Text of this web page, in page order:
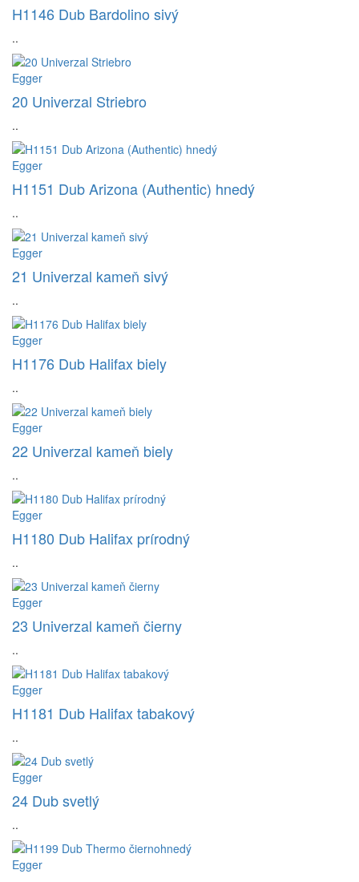
H1146 Dub Bardolino sivý
..
Egger
20 Univerzal Striebro
..
Egger
H1151 Dub Arizona (Authentic) hnedý
..
Egger
21 Univerzal kameň sivý
..
Egger
H1176 Dub Halifax biely
..
Egger
22 Univerzal kameň biely
..
Egger
H1180 Dub Halifax prírodný
..
Egger
23 Univerzal kameň čierny
..
Egger
H1181 Dub Halifax tabakový
..
Egger
24 Dub svetlý
..
Egger